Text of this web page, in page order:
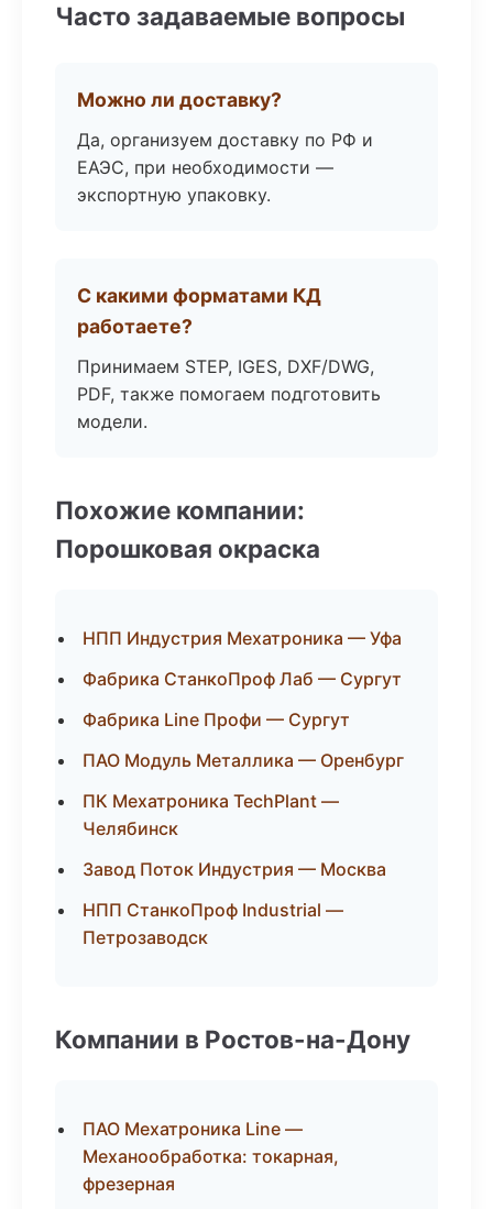
Часто задаваемые вопросы
Можно ли доставку?
Да, организуем доставку по РФ и
ЕАЭС, при необходимости —
экспортную упаковку.
С какими форматами КД
работаете?
Принимаем STEP, IGES, DXF/DWG,
PDF, также помогаем подготовить
модели.
Похожие компании:
Порошковая окраска
НПП Индустрия Мехатроника — Уфа
Фабрика СтанкоПроф Лаб — Сургут
Фабрика Line Профи — Сургут
ПАО Модуль Металлика — Оренбург
ПК Мехатроника TechPlant —
Челябинск
Завод Поток Индустрия — Москва
НПП СтанкоПроф Industrial —
Петрозаводск
Компании в Ростов-на-Дону
ПАО Мехатроника Line —
Механообработка: токарная,
фрезерная